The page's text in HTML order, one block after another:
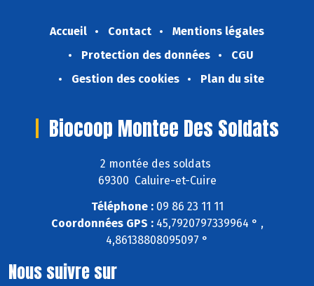
Accueil Contact
Mentions légales
Protection des données
CGU
Gestion des cookies
Plan du site
Biocoop Montee Des Soldats
2 montée des soldats
69300 Caluire-et-Cuire
Téléphone :09 86 23 11 11
Coordonnées GPS :45,7920797339964 ° ,
4,86138808095097 °
Nous suivre sur